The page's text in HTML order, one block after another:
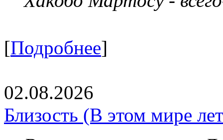
[Подробнее]
02.08.2026
Близость (В этом мире